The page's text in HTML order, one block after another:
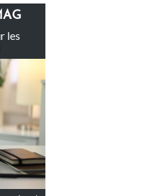
Claire rachète
les